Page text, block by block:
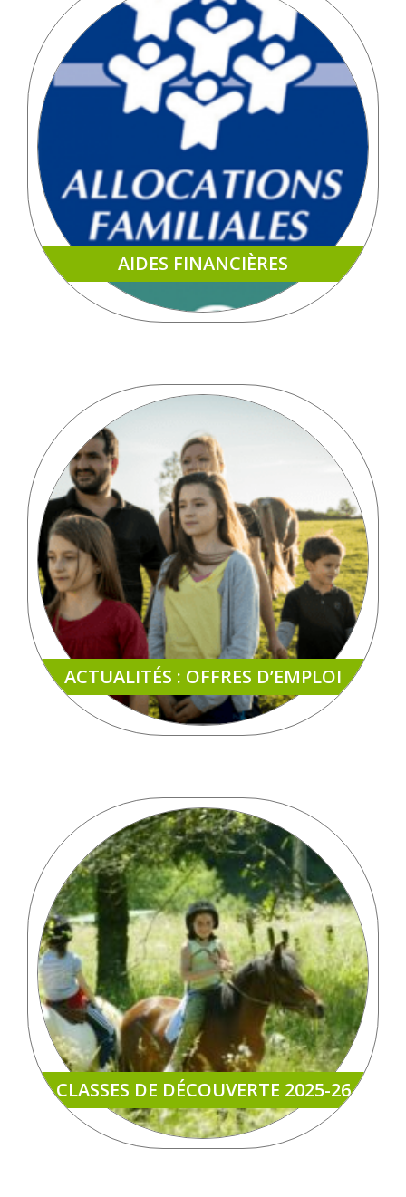
AIDES FINANCIÈRES
ACTUALITÉS : OFFRES D’EMPLOI
CLASSES DE DÉCOUVERTE 2025-26